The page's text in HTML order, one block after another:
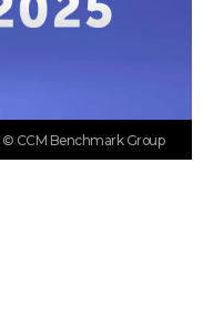
© CCM Benchmark Group